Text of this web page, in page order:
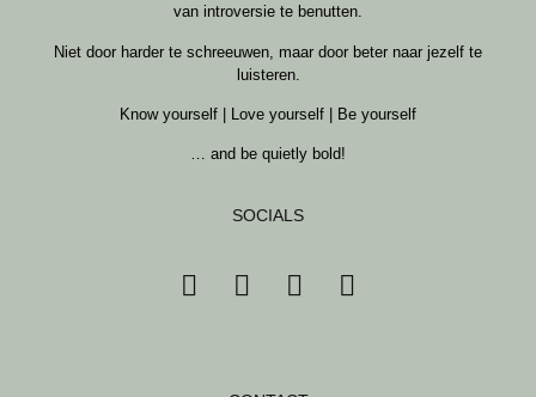
van introversie te benutten.
Niet door harder te schreeuwen, maar door beter naar jezelf te
luisteren.
Know yourself | Love yourself | Be yourself
… and be quietly bold!
SOCIALS